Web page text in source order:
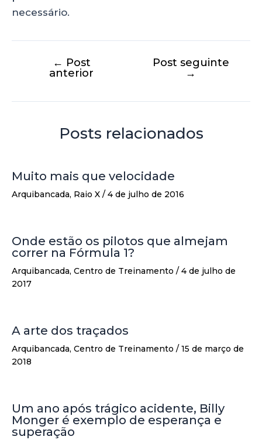
necessário.
← Post
anterior
Post seguinte
→
Posts relacionados
Muito mais que velocidade
Arquibancada, Raio X / 4 de julho de 2016
Onde estão os pilotos que almejam
correr na Fórmula 1?
Arquibancada, Centro de Treinamento / 4 de julho de
2017
A arte dos traçados
Arquibancada, Centro de Treinamento / 15 de março de
2018
Um ano após trágico acidente, Billy
Monger é exemplo de esperança e
superação